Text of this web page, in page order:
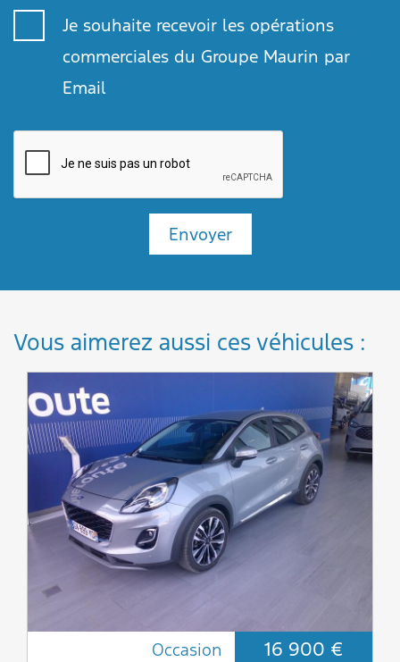
Je souhaite recevoir les opérations
commerciales du Groupe Maurin par
Email
Envoyer
Vous aimerez aussi ces véhicules :
Occasion 16 900 €